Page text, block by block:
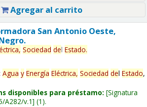
Agregar al carrito
San Antonio Oeste,
Sociedad del Estado.
Agua y Energía Eléctrica, Sociedad del Estado,
disponibles para préstamo: Signatura
A282/v.1 (1).